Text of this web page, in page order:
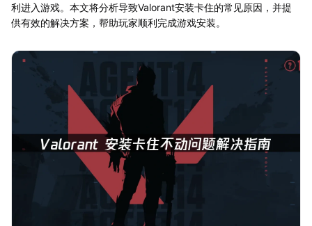
利进入游戏。本文将分析导致Valorant安装卡住的常见原因，并提
供有效的解决方案，帮助玩家顺利完成游戏安装。